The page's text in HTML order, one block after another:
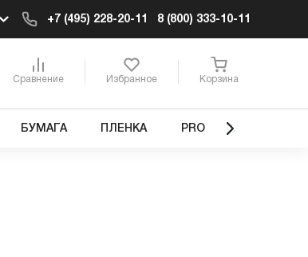
+7 (495) 228-20-11 8 (800) 333-10-11
Сравнение Избранное Корзина
БУМАГА ПЛЕНКА PRO